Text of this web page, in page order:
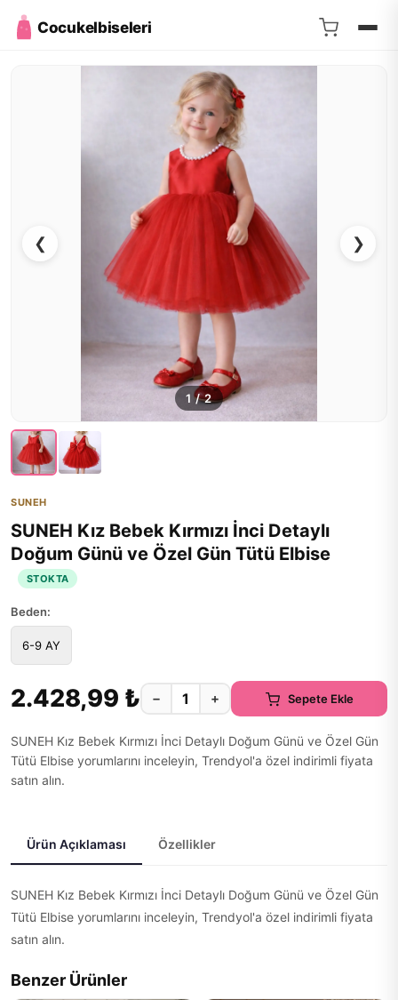
Cocukelbiseleri
❮ ❯
1 /2
SUNEH
SUNEH Kız Bebek Kırmızı İnci Detaylı
Doğum Günü ve Özel Gün Tütü Elbise
STOKTA
Beden:
6-9 AY
2.428,99 ₺ − + Sepete Ekle
SUNEH Kız Bebek Kırmızı İnci Detaylı Doğum Günü ve Özel Gün
Tütü Elbise yorumlarını inceleyin, Trendyol'a özel indirimli fiyata
satın alın.
Ürün Açıklaması Özellikler
SUNEH Kız Bebek Kırmızı İnci Detaylı Doğum Günü ve Özel Gün
Tütü Elbise yorumlarını inceleyin, Trendyol'a özel indirimli fiyata
satın alın.
Benzer Ürünler